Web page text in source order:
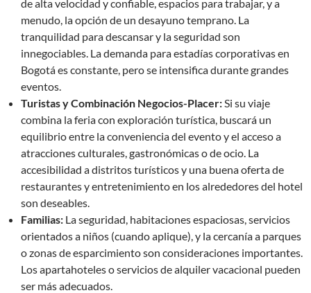
de alta velocidad y confiable, espacios para trabajar, y a
menudo, la opción de un desayuno temprano. La
tranquilidad para descansar y la seguridad son
innegociables. La demanda para estadías corporativas en
Bogotá es constante, pero se intensifica durante grandes
eventos.
Turistas y Combinación Negocios-Placer:Si su viaje
combina la feria con exploración turística, buscará un
equilibrio entre la conveniencia del evento y el acceso a
atracciones culturales, gastronómicas o de ocio. La
accesibilidad a distritos turísticos y una buena oferta de
restaurantes y entretenimiento en los alrededores del hotel
son deseables.
Familias: La seguridad, habitaciones espaciosas, servicios
orientados a niños (cuando aplique), y la cercanía a parques
o zonas de esparcimiento son consideraciones importantes.
Los apartahoteles o servicios de alquiler vacacional pueden
ser más adecuados.